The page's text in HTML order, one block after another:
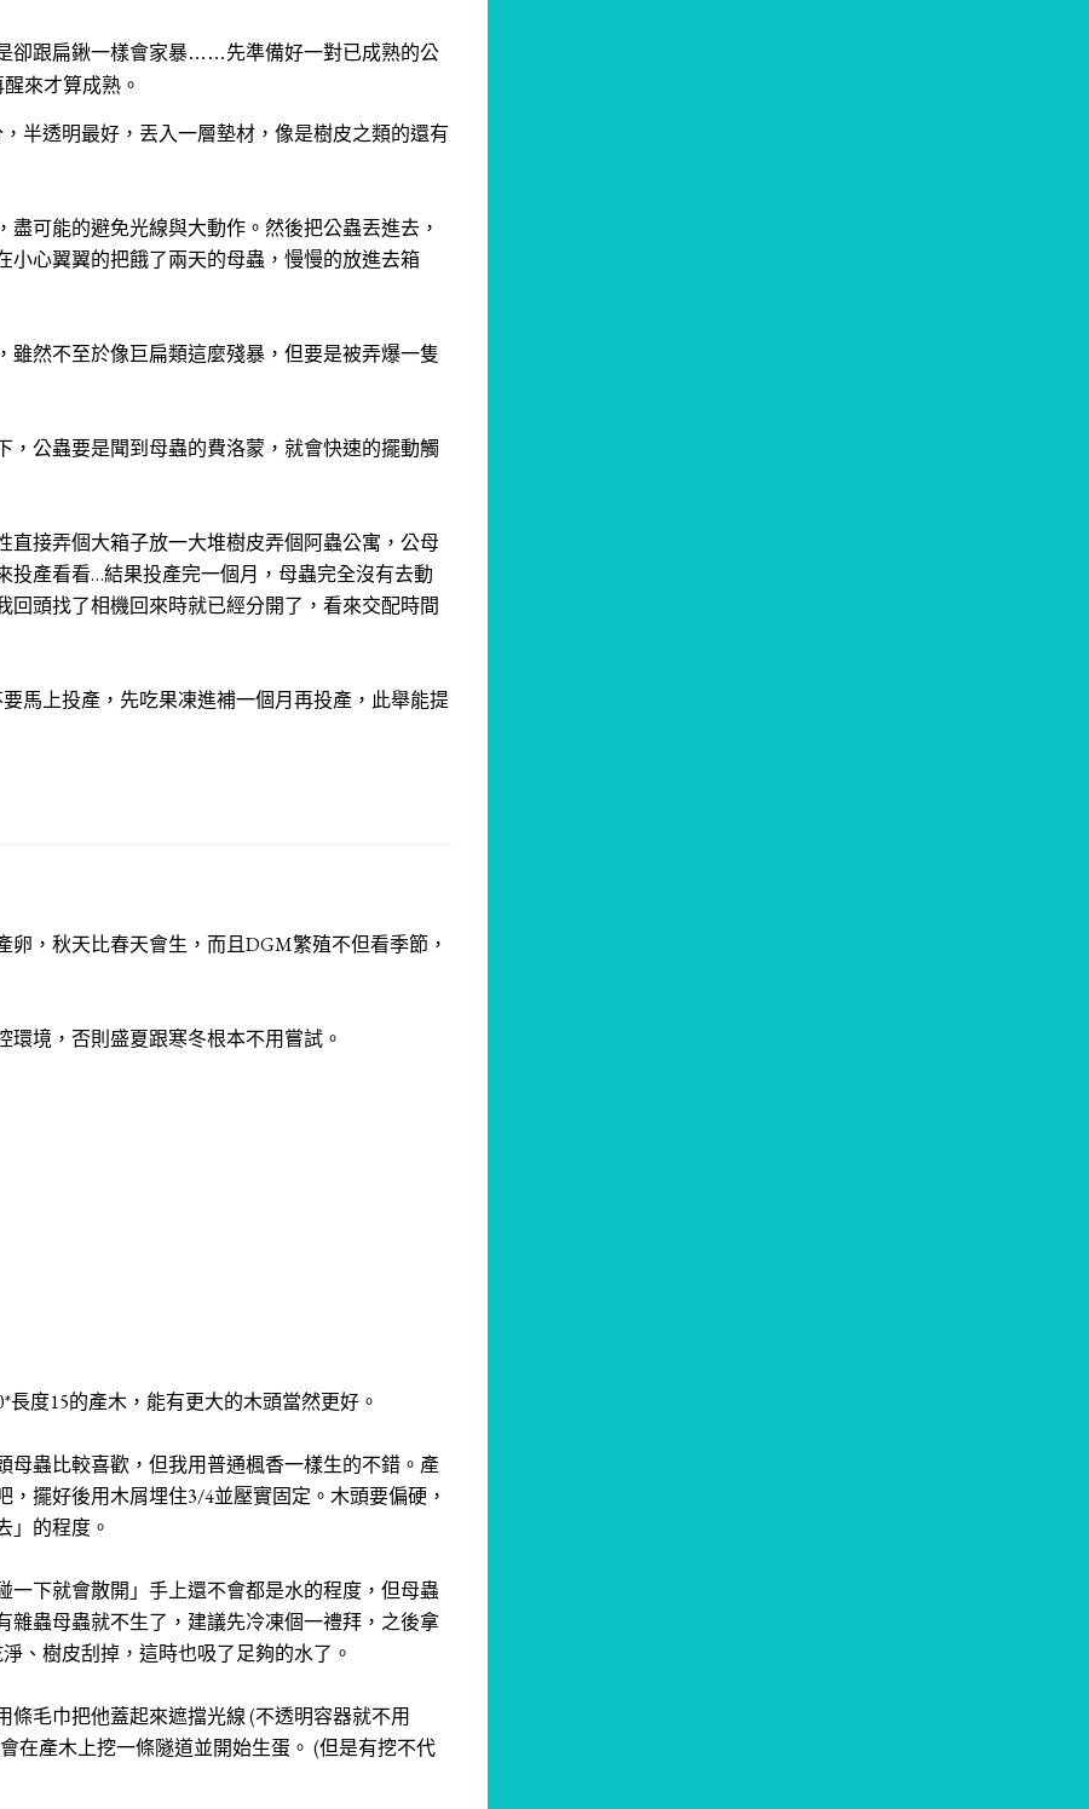
卻跟扁鍬一樣會家暴……先準備好一對已成熟的公
來才算成熟。
半透明最好，丟入一層墊材，像是樹皮之類的還有
可能的避免光線與大動作。 然後把公蟲丟進去，
小心翼翼的把餓了兩天的母蟲，慢慢的放進去箱
然不至於像巨扁類這麼殘暴，但要是被弄爆一隻
公蟲要是聞到母蟲的費洛蒙，就會快速的擺動觸
接弄個大箱子放一大堆樹皮弄個阿蟲公寓，公母
投產看看…結果投產完一個月，母蟲完全沒有去動
頭找了相機回來時就已經分開了，看來交配時間
馬上投產，先吃果凍進補一個月再投產，此舉能提
，秋天比春天會生，而且DGM繁殖不但看季節，
境，否則盛夏跟寒冬根本不用嘗試。
度15的產木，能有更大的木頭當然更好。
蟲比較喜歡，但我用普通楓香一樣生的不錯。 產
擺好後用木屑埋住3/4並壓實固定。 木頭要偏硬，
」的程度。
下就會散開」手上還不會都是水的程度，但母蟲
雜蟲母蟲就不生了，建議先冷凍個一禮拜，之後拿
、樹皮刮掉，這時也吸了足夠的水了。
毛巾把他蓋起來遮擋光線 (不透明容器就不用
在產木上挖一條隧道並開始生蛋。 (但是有挖不代